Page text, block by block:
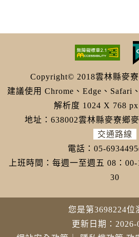
Copyright© 2018雲林縣麥
建議使用 Chrome、Edge、Safari
解析度 1024 X 768
地址：638002雲林縣麥寮鄉
交通路線
電話：05-
上班時間：每週一至週五 08：00-
30
您是第3698224位
更新日期：2026-